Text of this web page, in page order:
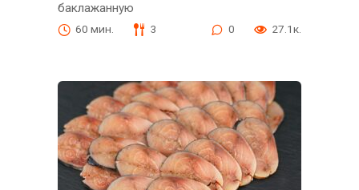
баклажанную
60 мин. 3 0 27.1к.